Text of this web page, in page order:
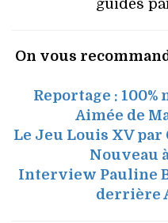
guidés
On vous
Reportage :
Aimée de
Le Jeu Louis XV
Nouveau
Interview Pauline
derrière